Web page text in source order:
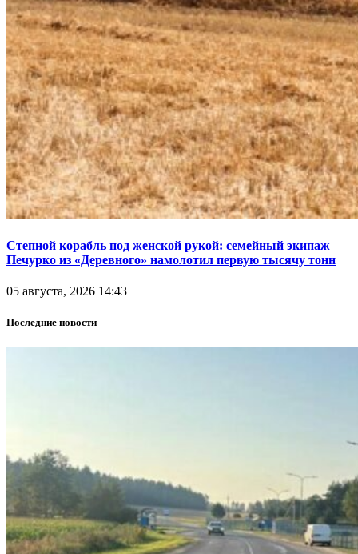
Степной корабль под женской рукой: семейный экипаж
Печурко из «Деревного» намолотил первую тысячу тонн
05 августа, 2026 14:43
Последние новости